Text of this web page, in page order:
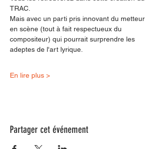
TRAC.
Mais avec un parti pris innovant du metteur
en scène (tout à fait respectueux du
compositeur) qui pourrait surprendre les
adeptes de l'art lyrique.
En lire plus >
Partager cet événement